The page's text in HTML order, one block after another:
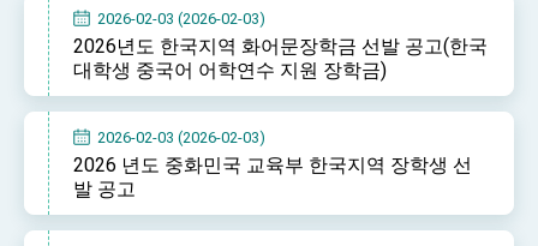
President Lai interviewed by AFP
President Lai holds press conference on
Taiwan- US Economic Prosperity Partnership
Dialogue
TIBE
President Lai meets US delegation led by
MOFA, MODA team up to promote integrated
2026-02-03 (2026-02-03)
2026년도 한국지역 화어문장학금 선발 공고(한국
대학생 중국어 어학연수 지원 장학금)
2026-02-03 (2026-02-03)
2026 년도 중화민국 교육부 한국지역 장학생 선
발 공고